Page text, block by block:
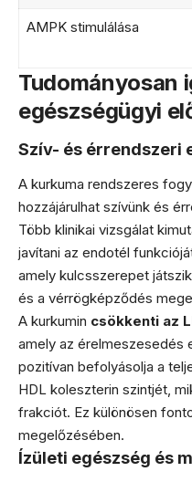
AMPK stimulálása
Tudományosan
egészségügyi
Szív- és érrendszeri
A kurkuma rendszeres
hozzájárulhat szívünk és
Több klinikai vizsgálat
javítani az endotél
amely kulcsszerepet
és a vérrögképződés
A kurkumin csökkenti az
amely az érelmeszesedés
pozitívan befolyásolja a
HDL koleszterin szintjét,
frakciót. Ez különösen
megelőzésében.
Ízületi egészség és